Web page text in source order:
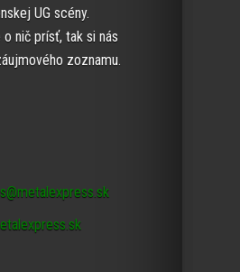
UG scény.
nič prísť, tak si nás
zoznamu.